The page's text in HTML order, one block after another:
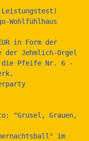
Wohlfühlhaus
in Form der
Jehmlich-Orgel
die Pfeife Nr. 6 -
"Grusel, Grauen,
im